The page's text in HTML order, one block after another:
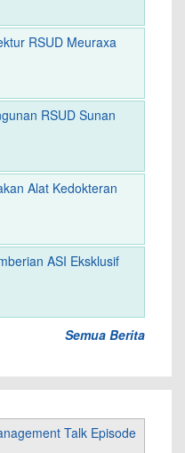
RSUD Meuraxa
RSUD Sunan
Alat Kedokteran
ASI Eksklusif
Semua Berita
Talk Episode